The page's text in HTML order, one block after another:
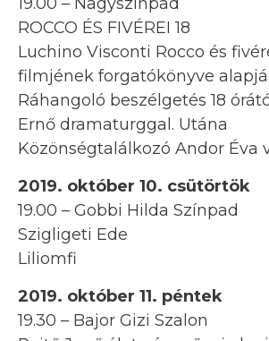
ROCCO ÉS FIVÉREI 18
Luchino Visconti Rocco és
filmjének forgatókönyve
Ráhangoló beszélgetés 18
Ernő dramaturggal. Utána
Közönségtalálkozó Andor Éva
2019. október 10. csütörtök
19.00 – Gobbi Hilda Színpad
Szigligeti Ede
Liliomfi
2019. október 11. péntek
19.30 – Bajor Gizi Szalon